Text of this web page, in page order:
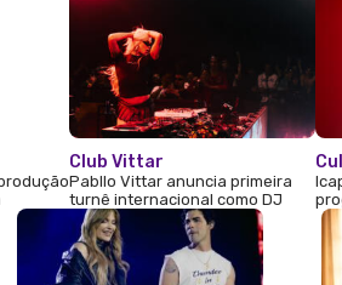
Club Vittar
Pabllo Vittar anuncia primeira
turnê internacional como DJ